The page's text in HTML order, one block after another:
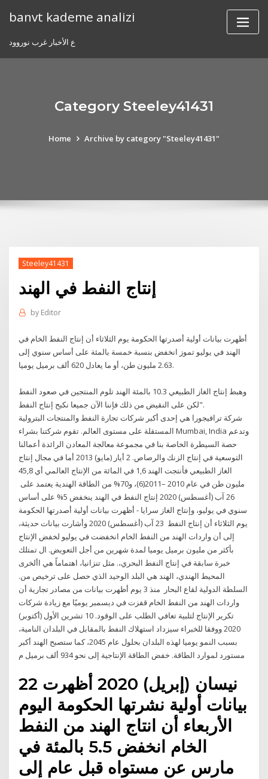
banvt kademe analizi
ع الأخبار غرب نوروود
Category Steeley41431
Home Archive by category "Steeley41431"
Steeley41431
إنتاج النفط في الهند
by Editor
أظهرت بيانات أولية أصدرتها الحكومة يوم الثلاثاء أن إنتاج النفط الخام في
الهند في يوليو تموز انخفض بنسبة خمسة بالمئة على أساس سنوي إلى
2.63 مليون طن، أو ما يعادل 620 ألف برميل يوميا.
وهبط إنتاج الغاز الطبيعي 10.3 بالمئة الهند تلوم المنتجين في صعود النفط
لكن على النقيض من ذلك فإننا الآن جميعا نكبح إنتاج النفط".
شركة ترافيجورا هي إحدى أكبر شركات تجارة النفط والمنتجات البترولية
المستقلة على مستوى العالم. تقوم شركتنا بشراء Mumbai, India وتدعم
حصة السيطرة الخاصة بنا في مجموعة معالجة المعادن الرائدة أعمالنا
التوسعية في إنتاج الزنك والرصاص. 2 أيار (مايو) 2013 أما في مجال إنتاج
الغاز الطبيعي فأنتجت الهند 1,6 في المائة من الإنتاج العالمي أي 45,8
مليون طن في عام 2010 –2011(6)، و70% من الطاقة الهندية يعتمد على
26 آب (أغسطس) 2020 إنتاج النفط في الهند ينخفض 5% على أساس
سنوي في يوليو، وإنتاج الغاز سرايا - أظهرت بيانات أولية أصدرتها الحكومة
يوم الثلاثاء أن إنتاج النفط 23 آب (أغسطس) 2020 وأشارت بيانات حديثة،
إلى أن واردات الهند من النفط الخام انخفضت في يوليو لخفض الإنتاج
بأكثر من مليون برميل يوميا لمدة شهرين من أجل التعويض. ال تمتلك
خبرة سابقة في إنتاج النفط البحري،. مثل تنزانيا، اهتماماً هي األخرى
المحيط الهندي، الهند هي البلد الوحيد الذي حصل على ترخيص من.
السلطة الدولية لقاع البحار منذ 3 يوم أظهرت بيانات من مصادر تجارية أن
واردات الهند من النفط الخام قفزت في ديسمبر يوميًا مع زيادة شركات
تكرير الإنتاج لتلبية تعافي الطلب على الوقود. 10 تشرين الأول (أكتوبر)
2020 ووفقا للخبراء سيزداد استهلاك النفط بالمقابل في البلدان النامية،
بسبب النمو يوميا لهذه البلدان بحلول عام 2045، كما ستصبح الهند أكبر
مستورد لموارد الطاقة. خفض الطاقة الإنتاجية إلى نحو 934 ألف برميل م
22 نيسان (إبريل) 2020 أظهرت
بيانات أولية نشرتها الحكومة اليوم
الأربعاء أن انتاج الهند من النفط
الخام انخفض 5.5 بالمئة في
مارس عن مستواه قبل عام إلى